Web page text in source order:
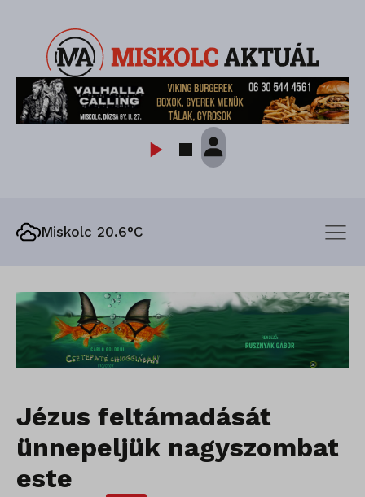
Miskolc 20.6°C
Jézus feltámadását
ünnepeljük nagyszombat
este